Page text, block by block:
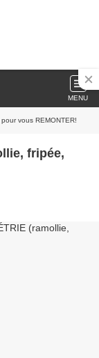
MENU
vous REMONTER!
fripée,